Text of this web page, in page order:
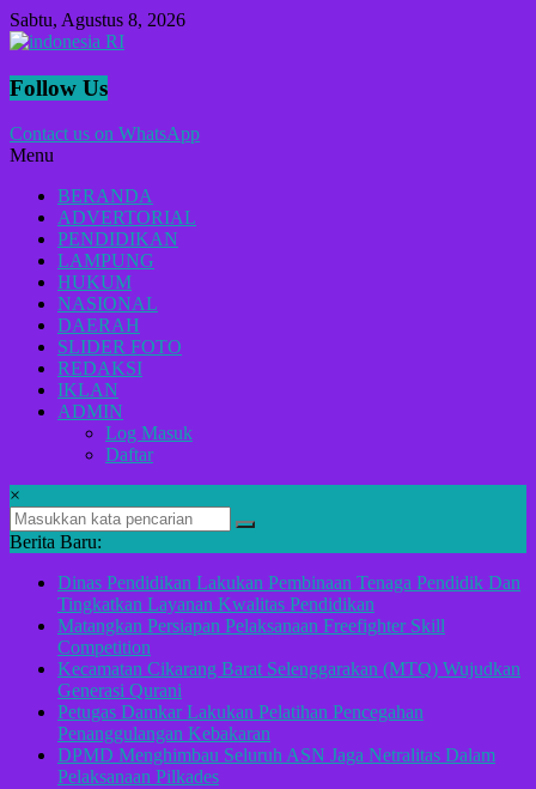
Lompat
ke
Sabtu, Agustus 8, 2026
indonesia
Lugas
Menyikap
Berita,Terpercaya
Dan
Tegas
Follow Us
Contact us on WhatsApp
Menu
BERANDA
ADVERTORIAL
PENDIDIKAN
LAMPUNG
HUKUM
NASIONAL
DAERAH
SLIDER FOTO
REDAKSI
IKLAN
ADMIN
Log Masuk
Daftar
×
Berita Baru:
Dinas Pendidikan Lakukan Pembinaan Tenaga Pendidik Dan
Tingkatkan Layanan Kwalitas Pendidikan
Matangkan Persiapan Pelaksanaan Freefighter Skill
Competition
Kecamatan Cikarang Barat Selenggarakan (MTQ) Wujudkan
Generasi Qurani
Petugas Damkar Lakukan Pelatihan Pencegahan
Penanggulangan Kebakaran
DPMD Menghimbau Seluruh ASN Jaga Netralitas Dalam
Pelaksanaan Pilkades